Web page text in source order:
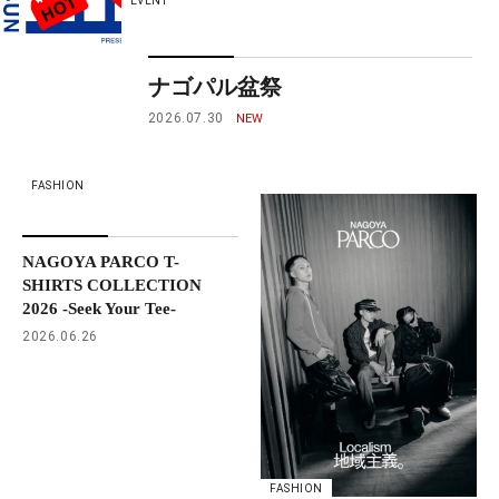
ナゴパル盆祭
2026.07.30
FASHION
NAGOYA PARCO T-
SHIRTS COLLECTION
2026 -Seek Your Tee-
2026.06.26
FASHION